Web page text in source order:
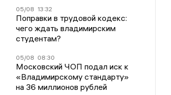
05/08 13:32
Поправки в трудовой кодекс:
чего ждать владимирским
студентам?
05/08 08:30
Московский ЧОП подал иск к
«Владимирскому стандарту»
на 36 миллионов рублей